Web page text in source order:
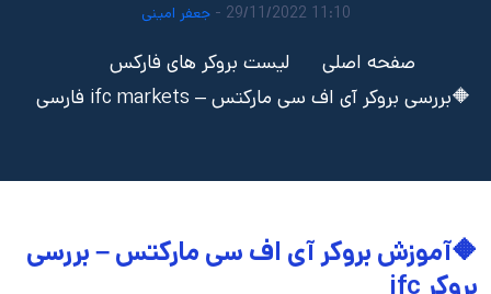
11:10 29/11/2022 - جعفر امینی
صفحه اصلی
لیست بروکر های فارکس
🔶بررسی بروکر آی اف سی مارکتس – ifc markets فارسی
🔶آموزش بروکر آی اف سی مارکتس – بررسی
بروکر ifc